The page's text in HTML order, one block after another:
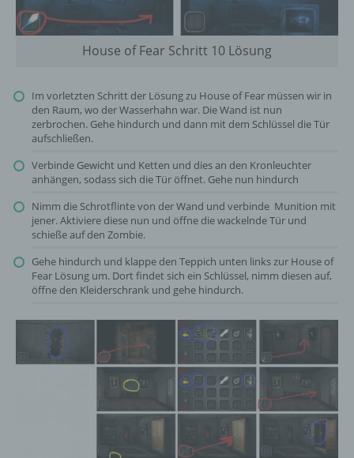
House of Fear Schritt 10 Lösung
Im vorletzten Schritt der Lösung zu House of Fear müssen wir in
den Raum, wo der Wasserhahn war. Die Wand ist nun
zerbrochen. Gehe hindurch und dann mit dem Schlüssel die Tür
aufschließen.
Verbinde Gewicht und Ketten und dies an den Kronleuchter
anhängen, sodass sich die Tür öffnet. Gehe nun hindurch
Nimm die Schrotflinte von der Wand und verbinde Munition mit
jener. Aktiviere diese nun und öffne die wackelnde Tür und
schieße auf den Zombie.
Gehe hindurch und klappe den Teppich unten links zur House of
Fear Lösung um. Dort findet sich ein Schlüssel, nimm diesen auf,
öffne den Kleiderschrank und gehe hindurch.